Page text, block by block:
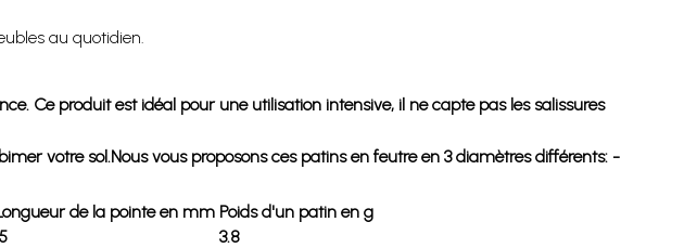
au quotidien.
Ce produit est idéal pour une utilisation intensive, il ne capte pas les salissures
votre sol.Nous vous proposons ces patins en feutre en 3 diamètres différents: -
de la pointe en mm Poids d'un patin en g
3.8